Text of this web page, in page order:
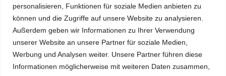
personalisieren, Funktionen für soziale Medien anbieten zu
können und die Zugriffe auf unsere Website zu analysieren.
Außerdem geben wir Informationen zu Ihrer Verwendung
unserer Website an unsere Partner für soziale Medien,
Werbung und Analysen weiter. Unsere Partner führen diese
Informationen möglicherweise mit weiteren Daten zusammen,
Letztes Update
vom 26. Juni 2026 – 11:22Uhr
Fotos Sommerfest 2026
Info-Brief Juni 2026